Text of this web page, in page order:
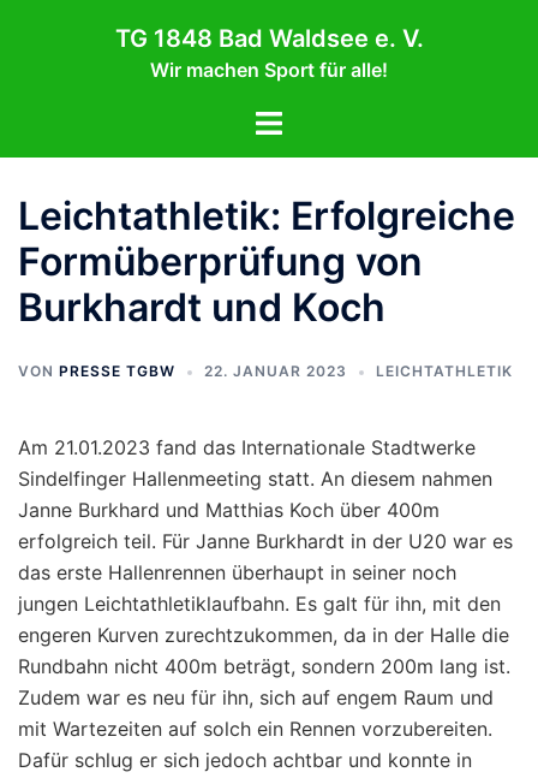
TG 1848 Bad Waldsee e. V.
Wir machen Sport für alle!
Menü
Leichtathletik: Erfolgreiche
Formüberprüfung von
Burkhardt und Koch
VON PRESSE TGBW 22. JANUAR 2023 LEICHTATHLETIK
Am 21.01.2023 fand das Internationale Stadtwerke
Sindelfinger Hallenmeeting statt. An diesem nahmen
Janne Burkhard und Matthias Koch über 400m
erfolgreich teil. Für Janne Burkhardt in der U20 war es
das erste Hallenrennen überhaupt in seiner noch
jungen Leichtathletiklaufbahn. Es galt für ihn, mit den
engeren Kurven zurechtzukommen, da in der Halle die
Rundbahn nicht 400m beträgt, sondern 200m lang ist.
Zudem war es neu für ihn, sich auf engem Raum und
mit Wartezeiten auf solch ein Rennen vorzubereiten.
Dafür schlug er sich jedoch achtbar und konnte in